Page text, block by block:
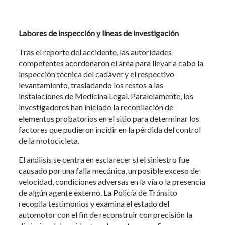
Labores de inspección y líneas de investigación
Tras el reporte del accidente, las autoridades
competentes acordonaron el área para llevar a cabo la
inspección técnica del cadáver y el respectivo
levantamiento, trasladando los restos a las
instalaciones de Medicina Legal. Paralelamente, los
investigadores han iniciado la recopilación de
elementos probatorios en el sitio para determinar los
factores que pudieron incidir en la pérdida del control
de la motocicleta.
El análisis se centra en esclarecer si el siniestro fue
causado por una falla mecánica, un posible exceso de
velocidad, condiciones adversas en la vía o la presencia
de algún agente externo. La Policía de Tránsito
recopila testimonios y examina el estado del
automotor con el fin de reconstruir con precisión la